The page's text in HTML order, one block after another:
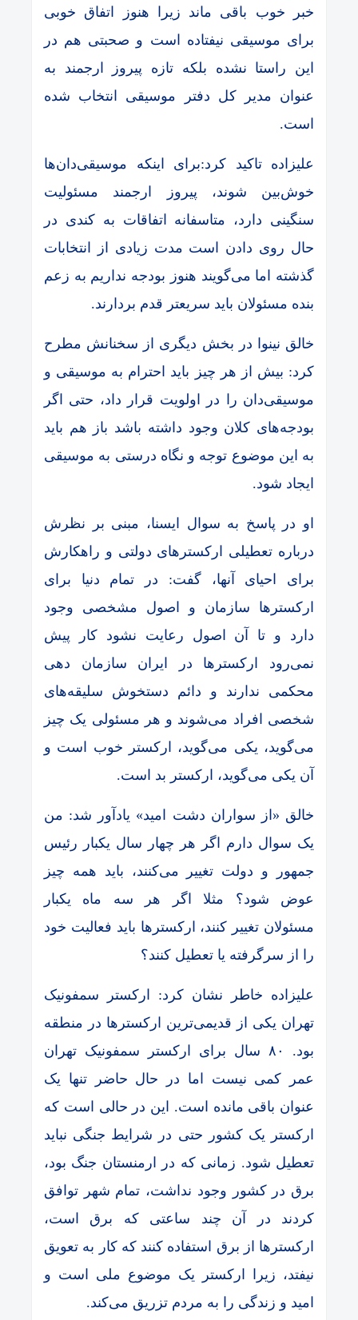
خبر خوب باقی ماند زیرا هنوز اتفاق خوبی
برای موسیقی نیفتاده است و صحبتی هم در
این راستا نشده بلکه تازه پیروز ارجمند به
عنوان مدیر کل دفتر موسیقی انتخاب شده
است.
علیزاده تاکید کرد:برای اینکه موسیقی‌دان‌ها
خوش‌بین شوند، پیروز ارجمند مسئولیت
سنگینی دارد، متاسفانه اتفاقات به کندی در
حال روی دادن است مدت زیادی از انتخابات
گذشته اما می‌گویند هنوز بودجه نداریم به زعم
بنده مسئولان باید سریعتر قدم بردارند.
خالق نینوا در بخش دیگری از سخنانش مطرح
کرد: بیش از هر چیز باید احترام به موسیقی و
موسیقی‌دان را در اولویت قرار داد، حتی اگر
بودجه‌های کلان وجود داشته باشد باز هم باید
به این موضوع توجه و نگاه درستی به موسیقی
ایجاد شود.
او در پاسخ به سوال ایسنا، مبنی بر نظرش
درباره تعطیلی ارکسترهای دولتی و راهکارش
برای احیای آنها، گفت: در تمام دنیا برای
ارکسترها سازمان‌ و اصول مشخصی وجود
دارد و تا آن اصول رعایت نشود کار پیش
نمی‌رود ارکسترها در ایران سازمان دهی
محکمی ندارند و دائم دستخوش سلیقه‌های
شخصی افراد می‌شوند و هر مسئولی یک چیز
می‌گوید، یکی می‌گوید، ارکستر خوب است و
آن یکی می‌گوید، ارکستر بد است.
خالق «از سواران دشت امید» یادآور شد: من
یک سوال دارم اگر هر چهار سال یکبار رئیس
جمهور و دولت تغییر می‌کنند، باید همه چیز
عوض شود؟ مثلا اگر هر سه ماه یکبار
مسئولان تغییر کنند، ارکستر‌ها باید فعالیت خود
را از سرگرفته یا تعطیل کنند؟
علیزاده خاطر نشان کرد: ارکستر سمفونیک
تهران یکی از قدیمی‌ترین ارکسترها در منطقه
بود. ۸۰ سال برای ارکستر سمفونیک تهران
عمر کمی نیست اما در حال حاضر تنها یک
عنوان باقی مانده است. این در حالی است که
ارکستر یک کشور حتی در شرایط جنگی نباید
تعطیل شود. زمانی که در ارمنستان جنگ بود،
برق در کشور وجود نداشت، تمام شهر توافق
کردند در آن چند ساعتی که برق است‌،
ارکسترها از برق استفاده کنند که کار به تعویق
نیفتد، زیرا ارکستر یک موضوع ملی است و
امید و زندگی را به مردم تزریق می‌کند.